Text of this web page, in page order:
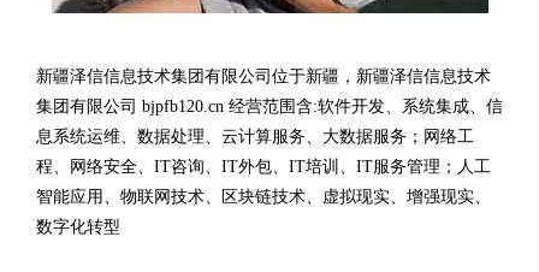
新疆泽信信息技术集团有限公司位于新疆，新疆泽信信息技术
集团有限公司 bjpfb120.cn 经营范围含:软件开发、系统集成、信
息系统运维、数据处理、云计算服务、大数据服务；网络工
程、网络安全、IT咨询、IT外包、IT培训、IT服务管理；人工
智能应用、物联网技术、区块链技术、虚拟现实、增强现实、
数字化转型